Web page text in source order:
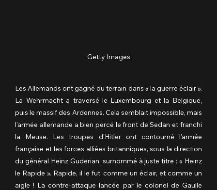
Getty Images
Les Allemands ont gagné du terrain dans « la guerre éclair ».
La Wehrmacht a traversé le Luxembourg et la Belgique,
puis le massif des Ardennes. Cela semblait impossible, mais
l’armée allemande a bien percé le front de Sedan et franchi
la Meuse. Les troupes d’Hitler ont contourné l’armée
française et les forces alliées britanniques, sous la direction
du général Heinz Guderian, surnommé à juste titre : « Heinz
le Rapide ». Rapide, il le fut, comme un éclair, et comme un
aigle ! La contre-attaque lancée par le colonel de Gaulle